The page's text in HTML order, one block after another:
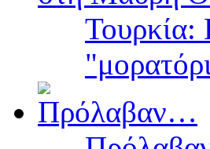
Τουρκία: